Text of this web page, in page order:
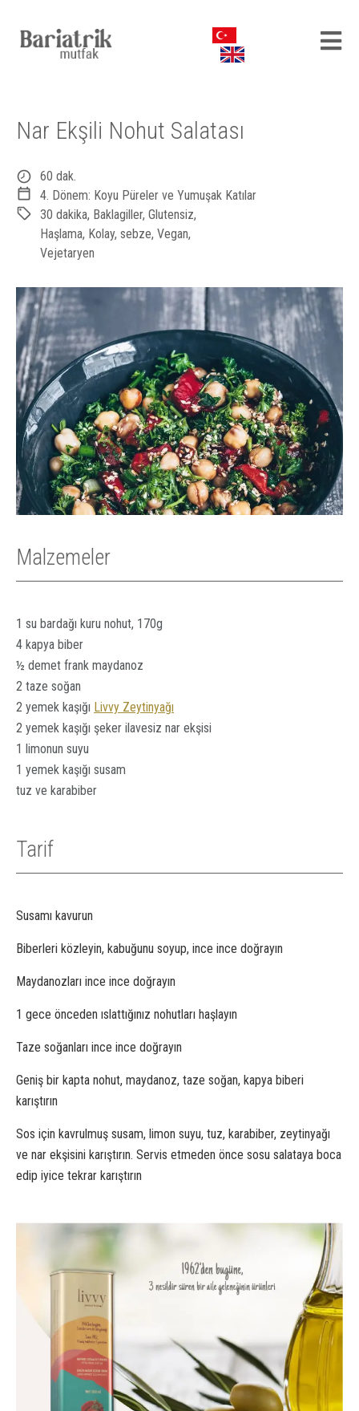
Nar Ekşili Nohut Salatası
60 dak.
4. Dönem: Koyu Püreler ve Yumuşak Katılar
30 dakika, Baklagiller, Glutensiz,
Haşlama, Kolay, sebze, Vegan,
Vejetaryen
Malzemeler
1 su bardağı kuru nohut, 170g
4 kapya biber
½ demet frank maydanoz
2 taze soğan
2 yemek kaşığı Livvy Zeytinyağı
2 yemek kaşığı şeker ilavesiz nar ekşisi
1 limonun suyu
1 yemek kaşığı susam
tuz ve karabiber
Tarif
Susamı kavurun
Biberleri közleyin, kabuğunu soyup, ince ince doğrayın
Maydanozları ince ince doğrayın
1 gece önceden ıslattığınız nohutları haşlayın
Taze soğanları ince ince doğrayın
Geniş bir kapta nohut, maydanoz, taze soğan, kapya biberi
karıştırın
Sos için kavrulmuş susam, limon suyu, tuz, karabiber, zeytinyağı
ve nar ekşisini karıştırın. Servis etmeden önce sosu salataya boca
edip iyice tekrar karıştırın